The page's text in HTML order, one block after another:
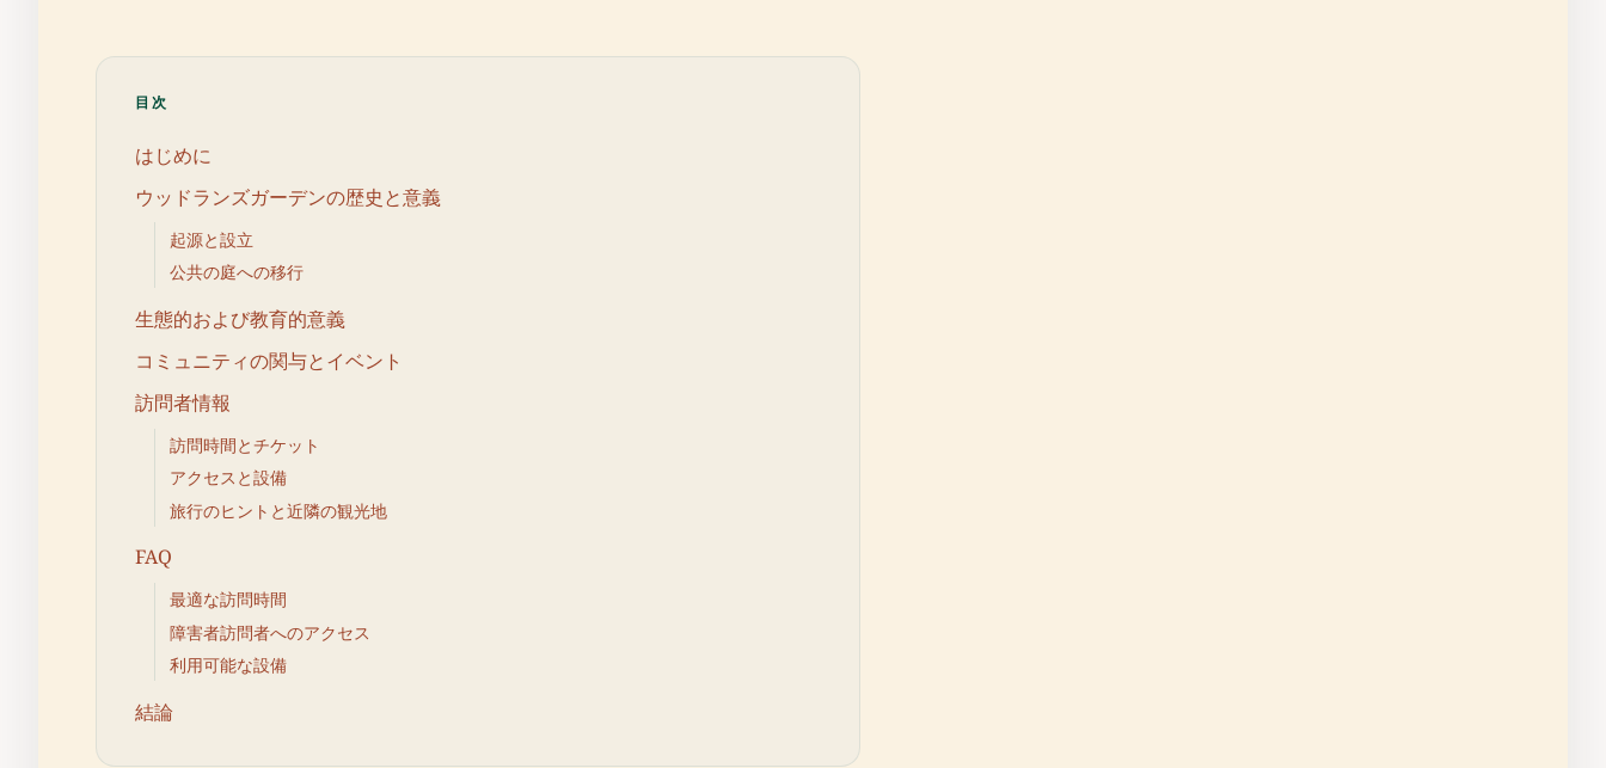
目次
はじめに
ウッドランズガーデンの歴史と意義
起源と設立
公共の庭への移行
生態的および教育的意義
コミュニティの関与とイベント
訪問者情報
訪問時間とチケット
アクセスと設備
旅行のヒントと近隣の観光地
FAQ
最適な訪問時間
障害者訪問者へのアクセス
利用可能な設備
結論